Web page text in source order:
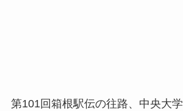
第101回箱根駅伝の往路、中央大